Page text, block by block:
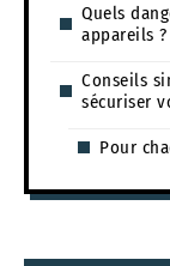
Quels
appareils ?
Conseils
sécuriser
Pour